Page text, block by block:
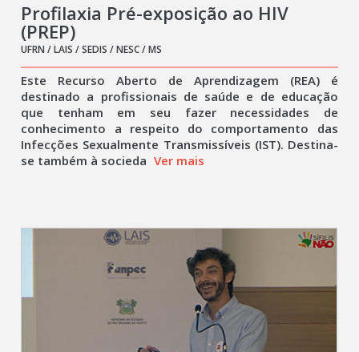
Profilaxia Pré-exposição ao HIV
(PREP)
UFRN / LAIS / SEDIS / NESC / MS
Este Recurso Aberto de Aprendizagem (REA) é
destinado a profissionais de saúde e de educação
que tenham em seu fazer necessidades de
conhecimento a respeito do comportamento das
Infecções Sexualmente Transmissíveis (IST). Destina-
se também à socieda Ver mais